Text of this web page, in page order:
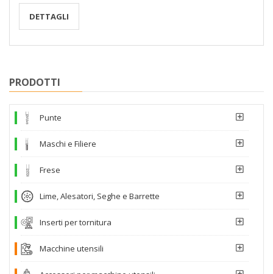
DETTAGLI
PRODOTTI
Punte
Maschi e Filiere
Frese
Lime, Alesatori, Seghe e Barrette
Inserti per tornitura
Macchine utensili